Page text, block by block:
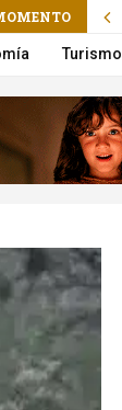
Turismo